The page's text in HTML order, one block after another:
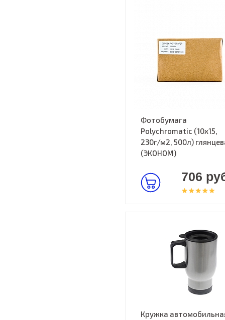
Фотобумага
Polychromatic (10x15,
230г/м2, 500л)
(ЭКОНОМ)
706
Кружка